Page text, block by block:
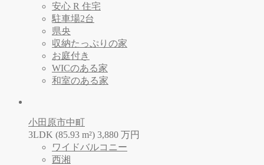
安心 R 住宅
駐車場2台
県央
収納たっぷりの家
お庭付き
WICのある家
和室のある家
小田原市中町
3LDK (85.93 m²) 3,880 万円
ワイドバルコニー
西湘